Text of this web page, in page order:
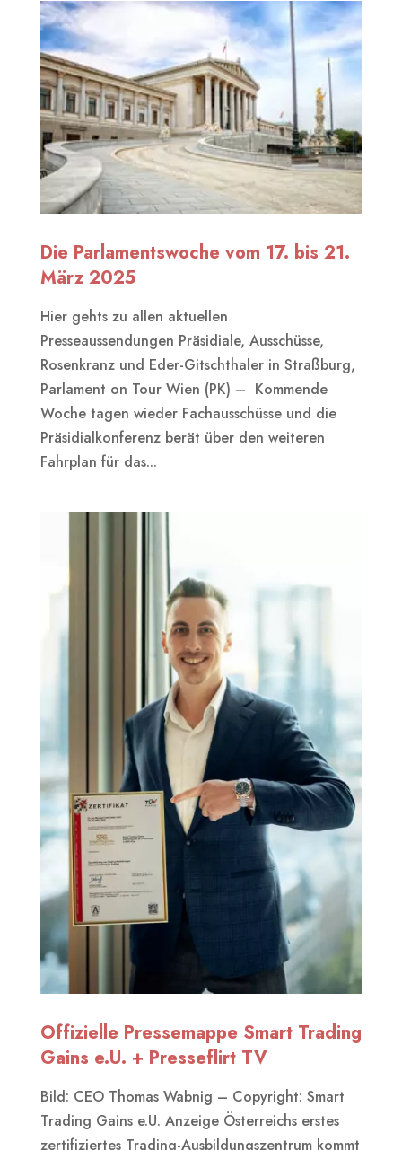
Die Parlamentswoche vom 17. bis 21.
März 2025
Hier gehts zu allen aktuellen
Presseaussendungen Präsidiale, Ausschüsse,
Rosenkranz und Eder-Gitschthaler in Straßburg,
Parlament on Tour Wien (PK) – Kommende
Woche tagen wieder Fachausschüsse und die
Präsidialkonferenz berät über den weiteren
Fahrplan für das...
Offizielle Pressemappe Smart Trading
Gains e.U. + Presseflirt TV
Bild: CEO Thomas Wabnig – Copyright: Smart
Trading Gains e.U. Anzeige Österreichs erstes
zertifiziertes Trading-Ausbildungszentrum kommt